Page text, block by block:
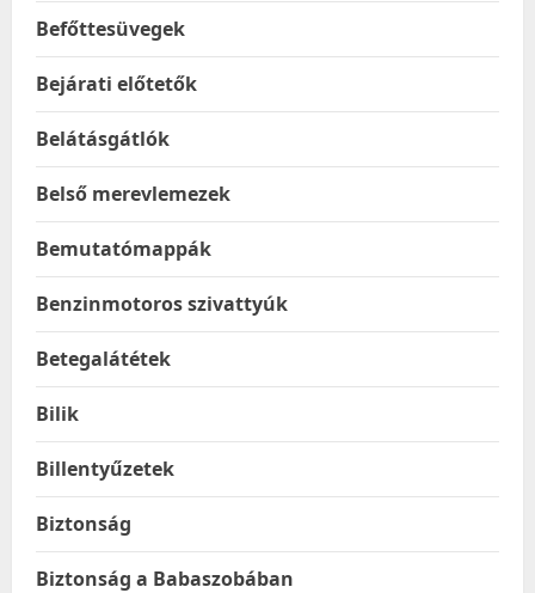
Befőttesüvegek
Bejárati előtetők
Belátásgátlók
Belső merevlemezek
Bemutatómappák
Benzinmotoros szivattyúk
Betegalátétek
Bilik
Billentyűzetek
Biztonság
Biztonság a Babaszobában